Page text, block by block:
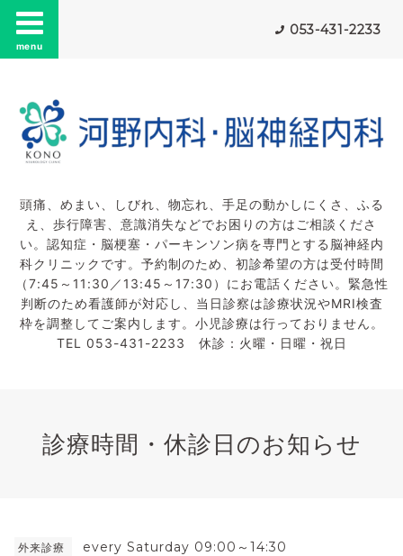
menu
053-431-2233
頭痛、めまい、しびれ、物忘れ、手足の動かしにくさ、ふる
え、歩行障害、意識消失などでお困りの方はご相談くださ
い。認知症・脳梗塞・パーキンソン病を専門とする脳神経内
科クリニックです。予約制のため、初診希望の方は受付時間
（7:45～11:30／13:45～17:30）にお電話ください。緊急性
判断のため看護師が対応し、当日診察は診療状況やMRI検査
枠を調整してご案内します。小児診療は行っておりません。
TEL 053-431-2233 休診：火曜・日曜・祝日
診療時間・休診日のお知らせ
外来診療 every Saturday 09:00～14:30